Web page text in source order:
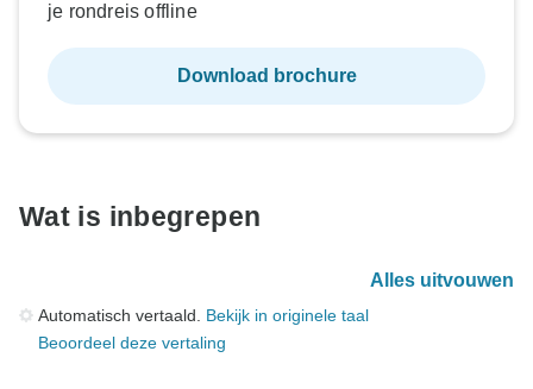
je rondreis offline
Download brochure
Wat is inbegrepen
Alles uitvouwen
Automatisch vertaald. Bekijk in originele taal
Beoordeel deze vertaling